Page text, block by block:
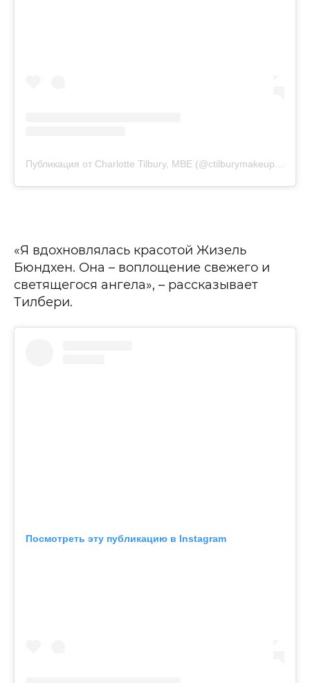
Публикация от Charlotte Tilbury, MBE (@ctilburymakeup)8 Ноя
«Я вдохновлялась красотой Жизель
Бюндхен. Она – воплощение свежего и
светящегося ангела», – рассказывает
Тилбери.
Посмотреть эту публикацию в Instagram